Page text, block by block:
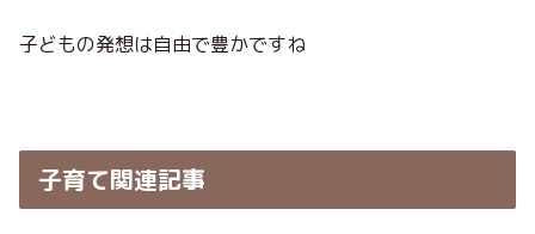
子どもの発想は自由で豊かですね
子育て関連記事